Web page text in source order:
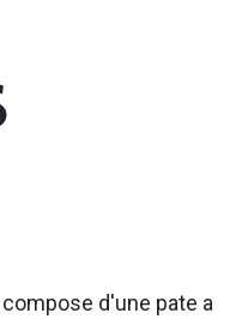
d'une pate a